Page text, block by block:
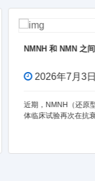
）因新发布的人
管两者都是